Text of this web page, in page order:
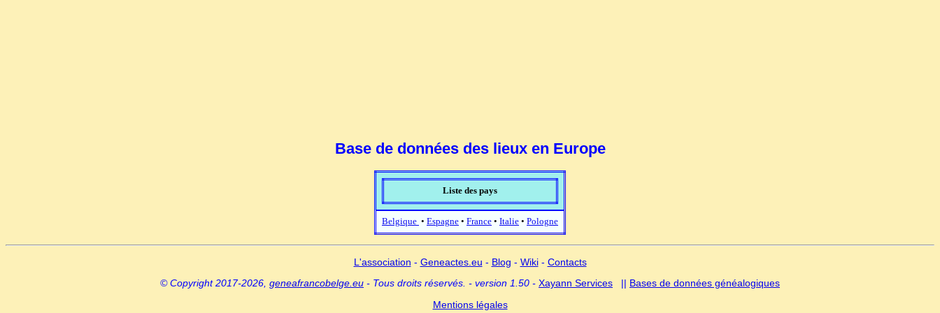
Base de données des lieux en Europe
Liste des pays
Belgique • Espagne • France • Italie • Pologne
L'association - Geneactes.eu - Blog - Wiki- Contacts
© Copyright 2017-2026, geneafrancobelge.eu - Tous droits réservés. - version 1.50 - Xayann Services || Bases de données généalogiques
Mentions légales